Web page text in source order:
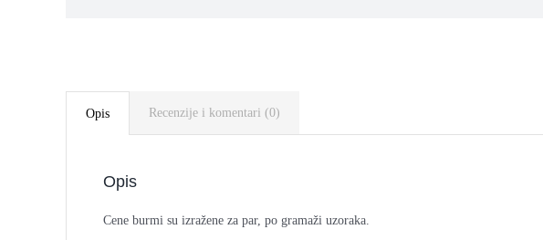
Opis Recenzije i komentari (0)
Opis
Cene burmi su izražene za par, po gramaži uzoraka.